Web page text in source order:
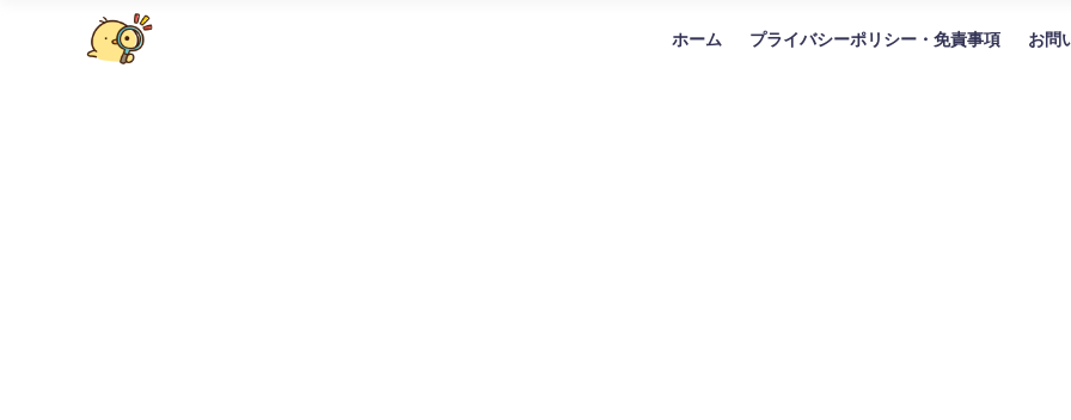
ホーム プライバシーポリシー・免責事項 お問